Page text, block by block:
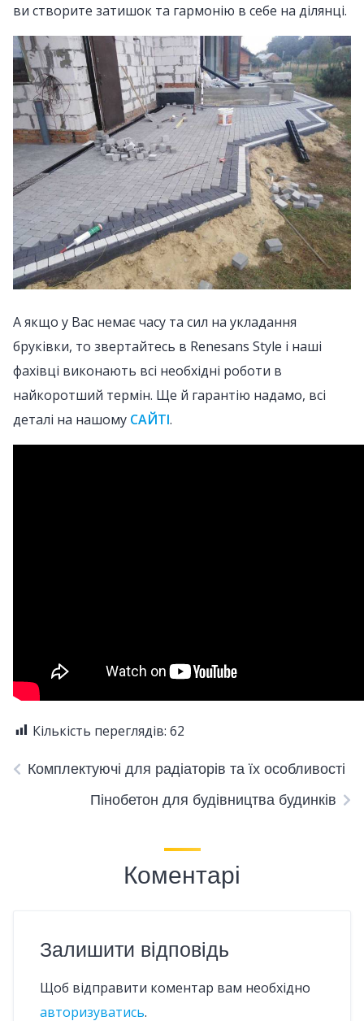
ви створите затишок та гармонію в себе на ділянці.
А якщо у Вас немає часу та сил на укладання
бруківки, то звертайтесь в Renesans Style і наші
фахівці виконають всі необхідні роботи в
найкоротший термін. Ще й гарантію надамо, всі
деталі на нашому САЙТІ.
Кількість переглядів: 62
Комплектуючі для радіаторів та їх особливості
Пінобетон для будівництва будинків
Коментарі
Залишити відповідь
Щоб відправити коментар вам необхідно
авторизуватись.